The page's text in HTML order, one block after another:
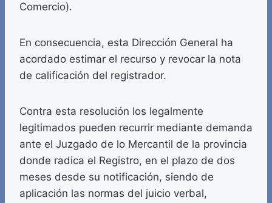
Comercio).
En consecuencia, esta Dirección General ha
acordado estimar el recurso y revocar la nota
de calificación del registrador.
Contra esta resolución los legalmente
legitimados pueden recurrir mediante demanda
ante el Juzgado de lo Mercantil de la provincia
donde radica el Registro, en el plazo de dos
meses desde su notificación, siendo de
aplicación las normas del juicio verbal,